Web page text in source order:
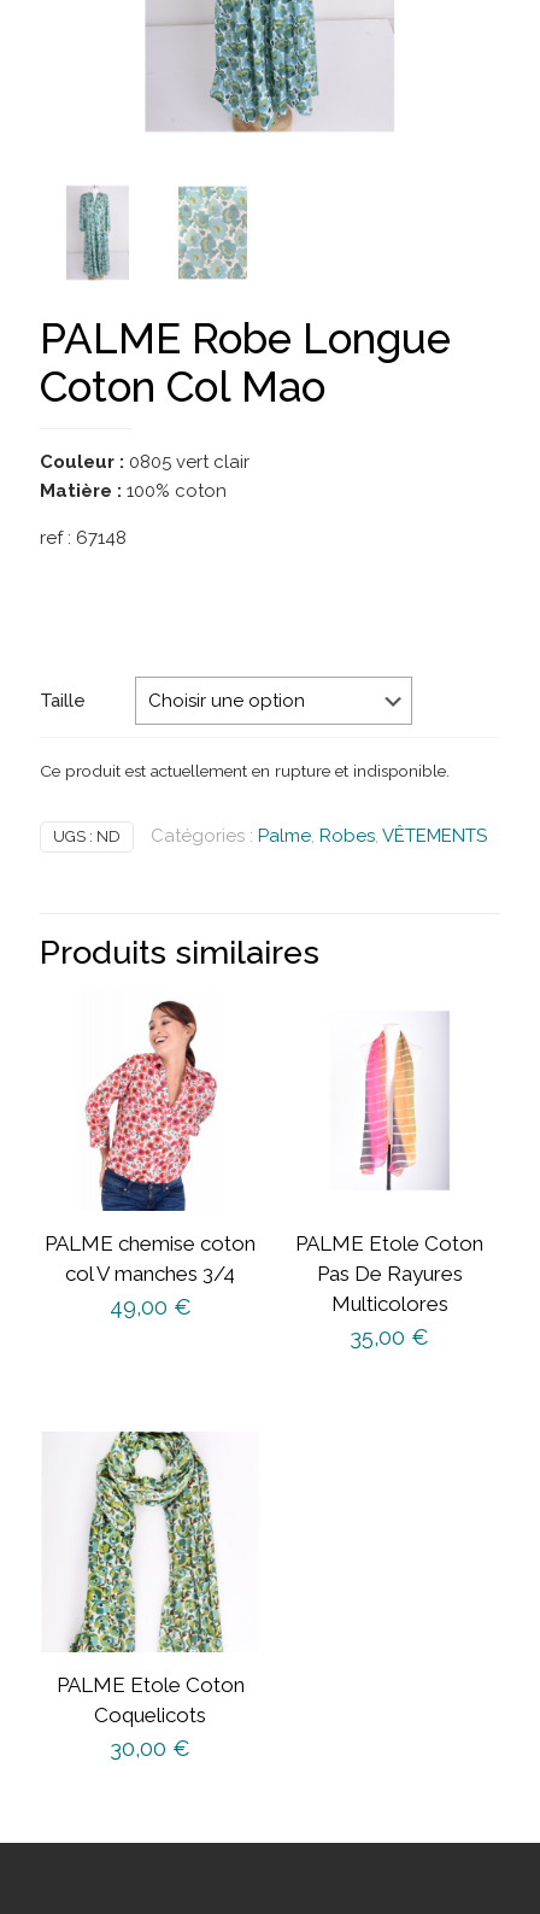
PALME Robe Longue
Coton Col Mao
Couleur : 0805 vert clair
Matière : 100% coton
ref : 67148
Taille
Ce produit est actuellement en rupture et indisponible.
UGS : ND Catégories : Palme Robes VÊTEMENTS
Produits similaires
PALME chemise coton
col V manches 3/4
49,00 €
plusieurs
variations.
Les
options
peuvent
être
choisies
sur
la
produit
PALME Etole Coton
Pas De Rayures
Multicolores
35,00 €
PALME Etole Coton
Coquelicots
30,00 €